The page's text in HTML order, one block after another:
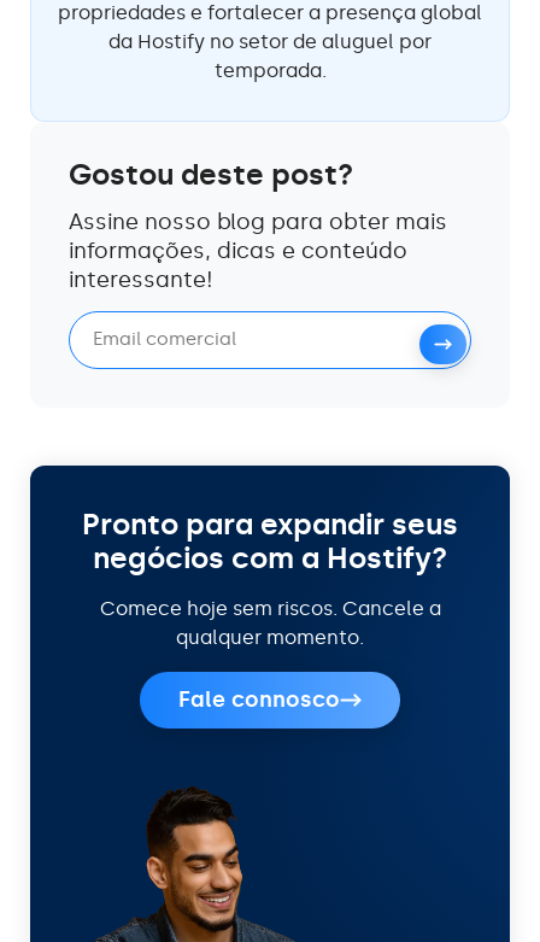
propriedades e fortalecer a presença global
da Hostify no setor de aluguel por
temporada.
Gostou deste post?
Assine nosso blog para obter mais
informações, dicas e conteúdo
interessante!
Pronto para expandir seus
negócios com a Hostify?
Comece hoje sem riscos. Cancele a
qualquer momento.
Fale connosco